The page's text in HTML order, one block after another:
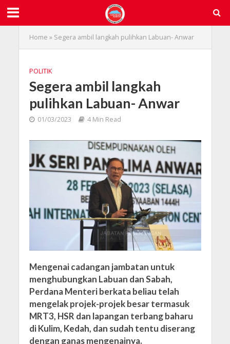
Home » Segera ambil langkah pulihkan Labuan- Anwar
POLITIK
Segera ambil langkah
pulihkan Labuan- Anwar
01/03/2023 4 Min Read
Mengenai cadangan jambatan untuk
menghubungkan Labuan dan Sabah,
Perdana Menteri berkata beliau telah
mengelak projek-projek besar termasuk
MRT3, HSR dan lapangan terbang baharu
di Kulim, Kedah, dan sudah tentu diserang
dengan ganas mengenainya.